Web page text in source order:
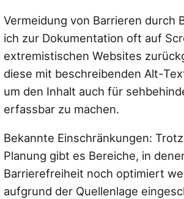
Vermeidung von Barrieren durch
ich zur Dokumentation oft auf
extremistischen Websites
diese mit beschreibenden Alt-
um den Inhalt auch für
erfassbar zu machen.
Bekannte Einschränkungen:
Planung gibt es Bereiche, in
Barrierefreiheit noch optimiert
aufgrund der Quellenlage